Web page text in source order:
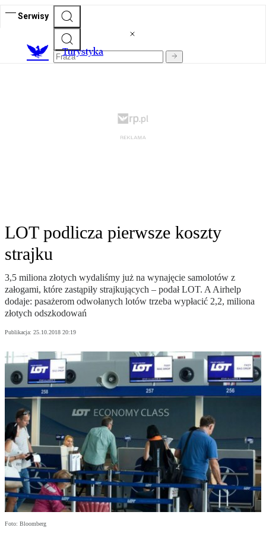
Serwisy
Turystyka
LOT podlicza pierwsze koszty
strajku
3,5 miliona złotych wydaliśmy już na wynajęcie samolotów z
załogami, które zastąpiły strajkujących – podał LOT. A Airhelp
dodaje: pasażerom odwołanych lotów trzeba wypłacić 2,2, miliona
złotych odszkodowań
Publikacja: 25.10.2018 20:19
Foto: Bloomberg